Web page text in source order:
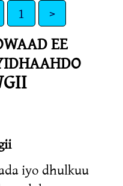
1 >
EE
iyo dhulkuu